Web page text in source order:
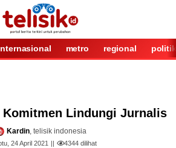
metro regional politik
Komitmen Lindungi Jurnalis
Kardin, telisik indonesia
24 April 2021 4344 dilihat